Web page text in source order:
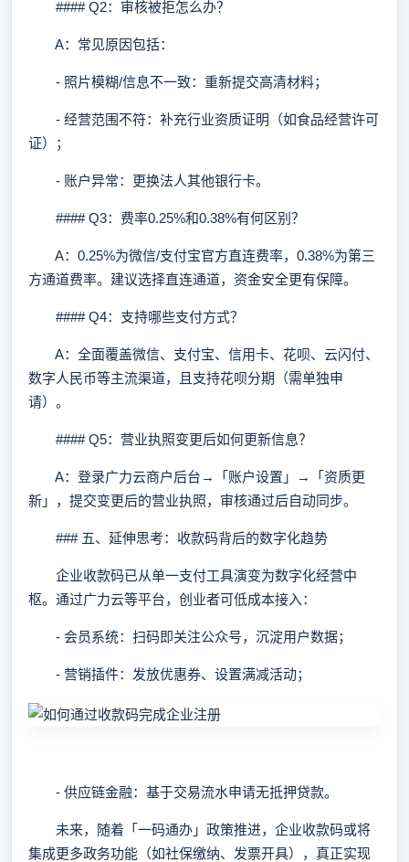
#### Q2：审核被拒怎么办？
A：常见原因包括：
- 照片模糊/信息不一致：重新提交高清材料；
- 经营范围不符：补充行业资质证明（如食品经营许可
证）；
- 账户异常：更换法人其他银行卡。
#### Q3：费率0.25%和0.38%有何区别？
A：0.25%为微信/支付宝官方直连费率，0.38%为第三
方通道费率。建议选择直连通道，资金安全更有保障。
#### Q4：支持哪些支付方式？
A：全面覆盖微信、支付宝、信用卡、花呗、云闪付、
数字人民币等主流渠道，且支持花呗分期（需单独申
请）。
#### Q5：营业执照变更后如何更新信息？
A：登录广力云商户后台→「账户设置」→「资质更
新」，提交变更后的营业执照，审核通过后自动同步。
### 五、延伸思考：收款码背后的数字化趋势
企业收款码已从单一支付工具演变为数字化经营中
枢。通过广力云等平台，创业者可低成本接入：
- 会员系统：扫码即关注公众号，沉淀用户数据；
- 营销插件：发放优惠券、设置满减活动；
- 供应链金融：基于交易流水申请无抵押贷款。
未来，随着「一码通办」政策推进，企业收款码或将
集成更多政务功能（如社保缴纳、发票开具），真正实现